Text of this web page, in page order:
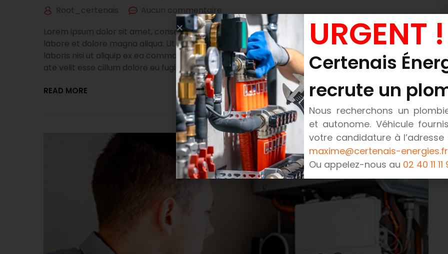
Root_certenais
Aucun commentaire
Lorem ipsum dolor sit amet, consectetur adipisicing elit, sed do eiusmod tempor incididunt ut
labore et dolore magna aliqua. Ut enim ad minim veniam, quis nostrud exercitation ullamco
laboris nisi ut aliquip ex ea commodo consequat duis aute irure dolor in reprehenderit in volupt
ate velit esse cillum dolore eu fugiat nulla pariatur. Excepteur sint […]
READ MORE
URGENT !
Certenais
recrute un
Nous recherchons un
et autonome. Véhicule
votre candidature à l’adresse
maxime@certenais-energies.fr
Ou appelez-nous au 02 40 11 11